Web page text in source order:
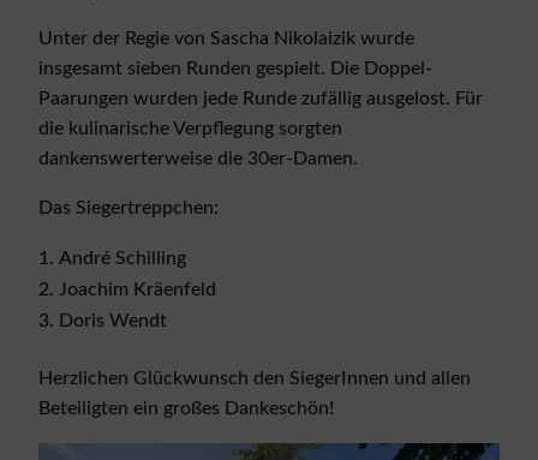
Unter der Regie von Sascha Nikolaizik wurde
insgesamt sieben Runden gespielt. Die Doppel-
Paarungen wurden jede Runde zufällig ausgelost. Für
die kulinarische Verpflegung sorgten
dankenswerterweise die 30er-Damen.
Das Siegertreppchen:
André Schilling
Joachim Kräenfeld
Doris Wendt
Herzlichen Glückwunsch den SiegerInnen und allen
Beteiligten ein großes Dankeschön!